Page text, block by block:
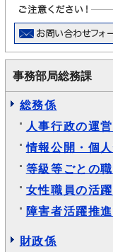
事務部局総務課
総務係
人事行政の運
情報公開・個
等級等ごとの
女性職員の活
障害者活躍推
財政係